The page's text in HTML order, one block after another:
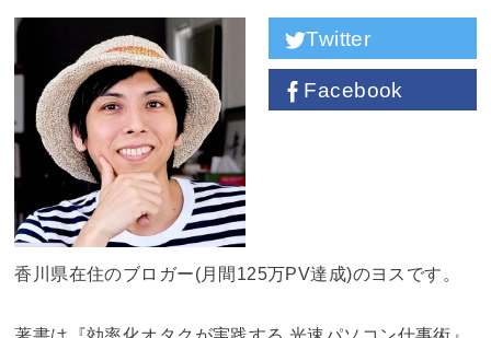
Twitter
Facebook
香川県在住のブロガー(月間125万PV達成)のヨスです。